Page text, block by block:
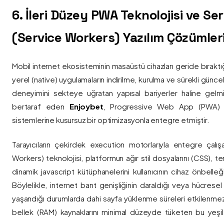
6. İleri Düzey PWA Teknolojisi ve
(Service Workers) Yazılım
Mobil internet ekosisteminin masaüstü cihazları geride
yerel (native) uygulamaların indirilme, kurulma ve sürekli
deneyimini sekteye uğratan yapısal bariyerler haline
bertaraf eden Enjoybet , Progressive Web App (PWA)
sistemlerine kusursuz bir optimizasyonla entegre etmiştir.
Tarayıcıların çekirdek execution motorlarıyla entegre
Workers) teknolojisi, platformun ağır stil dosyalarını (CSS),
dinamik javascript kütüphanelerini kullanıcının cihaz
Böylelikle, internet bant genişliğinin daraldığı veya
yaşandığı durumlarda dahi sayfa yüklenme süreleri
bellek (RAM) kaynaklarını minimal düzeyde tüketen bu yeşil